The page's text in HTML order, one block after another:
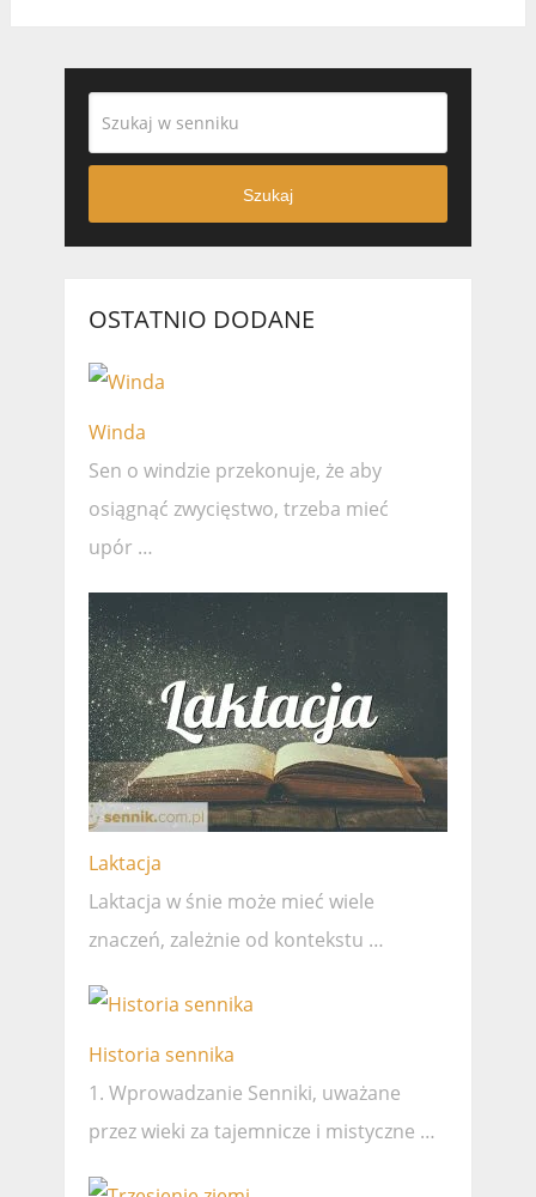
Szukaj
OSTATNIO DODANE
Winda
Sen o windzie przekonuje, że ​​aby
osiągnąć zwycięstwo, trzeba mieć
upór …
Laktacja
Laktacja w śnie może mieć wiele
znaczeń, zależnie od kontekstu …
Historia sennika
1. Wprowadzanie Senniki, uważane
przez wieki za tajemnicze i mistyczne …